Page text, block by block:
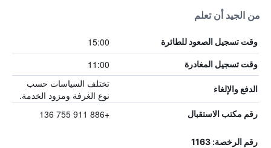
من الجيد أن تعلم
وقت تسجيل الصعود للطائرة 15:00
وقت تسجيل المغادرة 11:00
الدفع والإلغاء
تختلف السياسات حسب
نوع الغرفة ومزود الخدمة.
رقم مكتب الاستقبال +886 911 755 136
رقم الرخصة: 1163